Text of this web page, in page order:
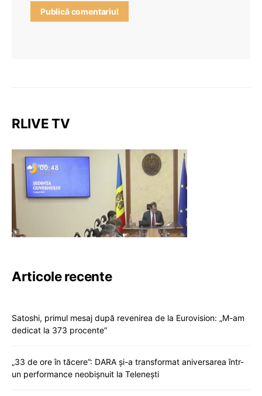
RLIVE TV
Articole recente
Satoshi, primul mesaj după revenirea de la Eurovision: „M-am
dedicat la 373 procente”
„33 de ore în tăcere”: DARA și-a transformat aniversarea într-
un performance neobișnuit la Telenești